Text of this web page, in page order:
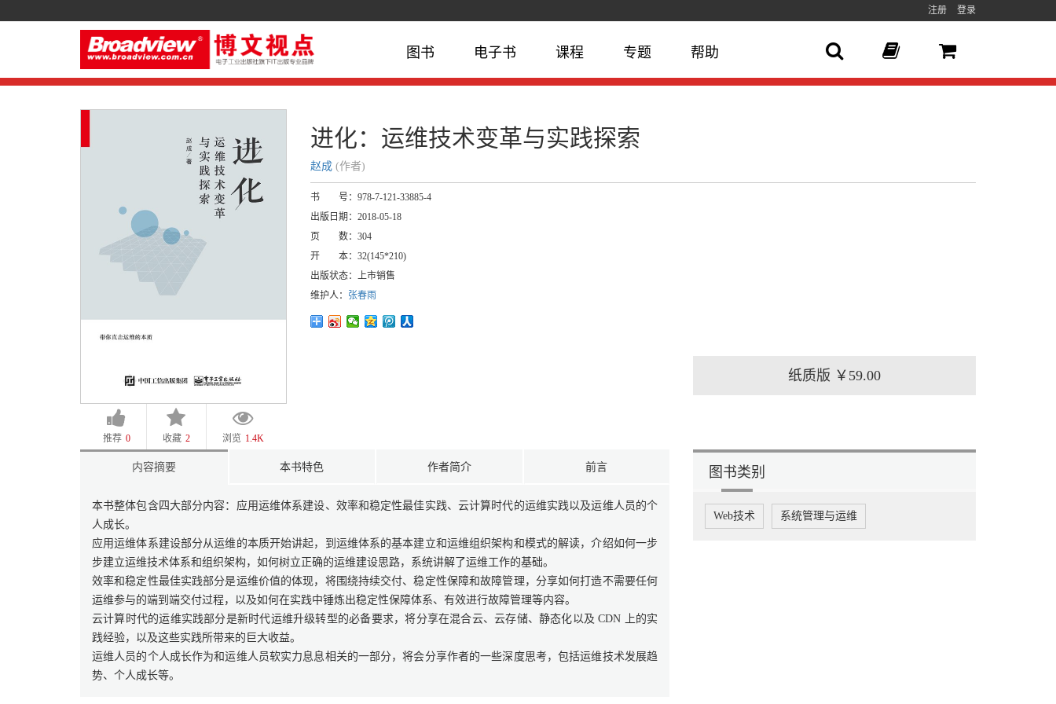
注册 登录
图书 电子书 课程 专题 帮助
推荐 0 收藏 2 浏览 1.4K
进化：运维技术变革与实践探索
赵成(作者)
书 号： 978-7-121-33885-4
出版日期： 2018-05-18
页 数： 304
开 本： 32(145*210)
出版状态： 上市销售
维护人：
张春雨
纸质版 ￥59.00
内容摘要 本书特色 作者简介 前言
本书整体包含四大部分内容：应用运维体系建设、效率和稳定性最佳实践、云计算时代的运维实践以及运维人员的个
人成长。
应用运维体系建设部分从运维的本质开始讲起，到运维体系的基本建立和运维组织架构和模式的解读，介绍如何一步
步建立运维技术体系和组织架构，如何树立正确的运维建设思路，系统讲解了运维工作的基础。
效率和稳定性最佳实践部分是运维价值的体现，将围绕持续交付、稳定性保障和故障管理，分享如何打造不需要任何
运维参与的端到端交付过程，以及如何在实践中锤炼出稳定性保障体系、有效进行故障管理等内容。
云计算时代的运维实践部分是新时代运维升级转型的必备要求，将分享在混合云、云存储、静态化以及 CDN 上的实
践经验，以及这些实践所带来的巨大收益。
运维人员的个人成长作为和运维人员软实力息息相关的一部分，将会分享作者的一些深度思考，包括运维技术发展趋
势、个人成长等。
图书类别
Web技术 系统管理与运维